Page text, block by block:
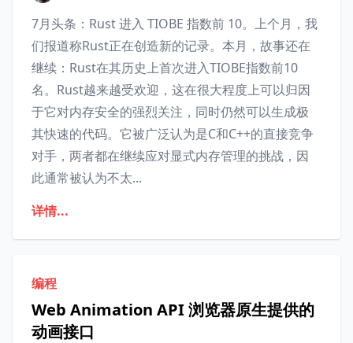
7月头条：Rust 进入 TIOBE 指数前 10。上个月，我
们报道称Rust正在创造新的记录。本月，故事还在
继续：Rust在其历史上首次进入TIOBE指数前10
名。Rust越来越受欢迎，这在很大程度上可以归因
于它对内存安全的强烈关注，同时仍然可以生成极
其快速的代码。它被广泛认为是C和C++的直接竞争
对手，两者都在继续应对显式内存管理的挑战，因
此通常被认为不太...
详情...
编程
Web Animation API 浏览器原生提供的
动画接口